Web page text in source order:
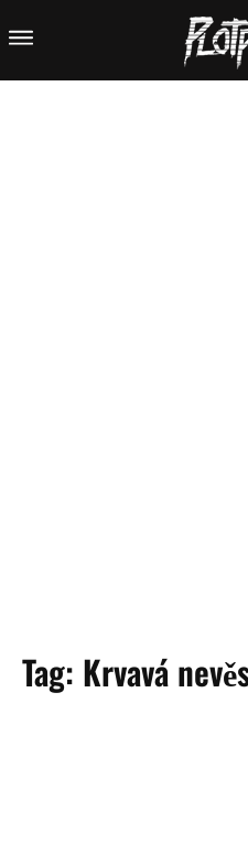
Tag: Krvavá